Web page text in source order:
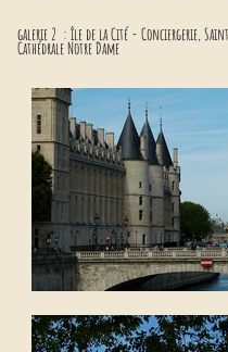
galerie 2 : île de la Cité - Conciergerie,
Cathédrale Notre Dame